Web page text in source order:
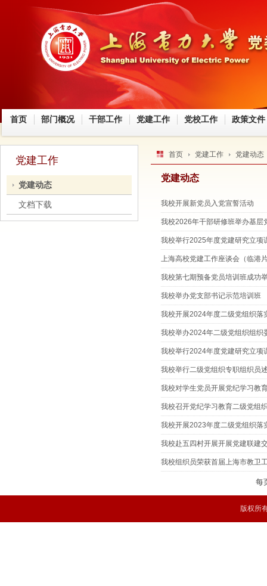
首页 部门概况 干部工作 党建工作 党校工作 政策文件
党建工作
党建动态
文档下载
首页 党建工作 党建动态
党建动态
我校开展新党员入党宣誓活动
我校2026年干部研修班举办基层
我校举行2025年度党建研究立项
上海高校党建工作座谈会（临港
我校第七期预备党员培训班成功
我校举办党支部书记示范培训班
我校开展2024年度二级党组织落
我校举办2024年二级党组织组织
我校举行2024年度党建研究立项
我校举行二级党组织专职组织员
我校对学生党员开展党纪学习教
我校召开党纪学习教育二级党组
我校开展2023年度二级党组织落
我校赴五四村开展开展党建联建
我校组织员荣获首届上海市教卫
每
版权所